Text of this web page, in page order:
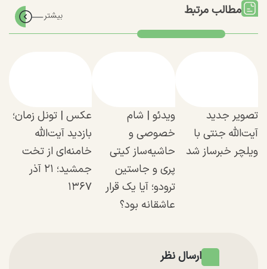
مطالب مرتبط
تصویر جدید
آیت‌الله جنتی با
ویلچر خبرساز شد
ویدئو | شام
خصوصی و
حاشیه‌ساز کیتی
پری و جاستین
ترودو؛ آیا یک قرار
عاشقانه بود؟
عکس | تونل زمان؛
بازدید آیت‌الله
خامنه‌ای از تخت
جمشید؛ ۲۱ آذر
۱۳۶۷
ارسال نظر